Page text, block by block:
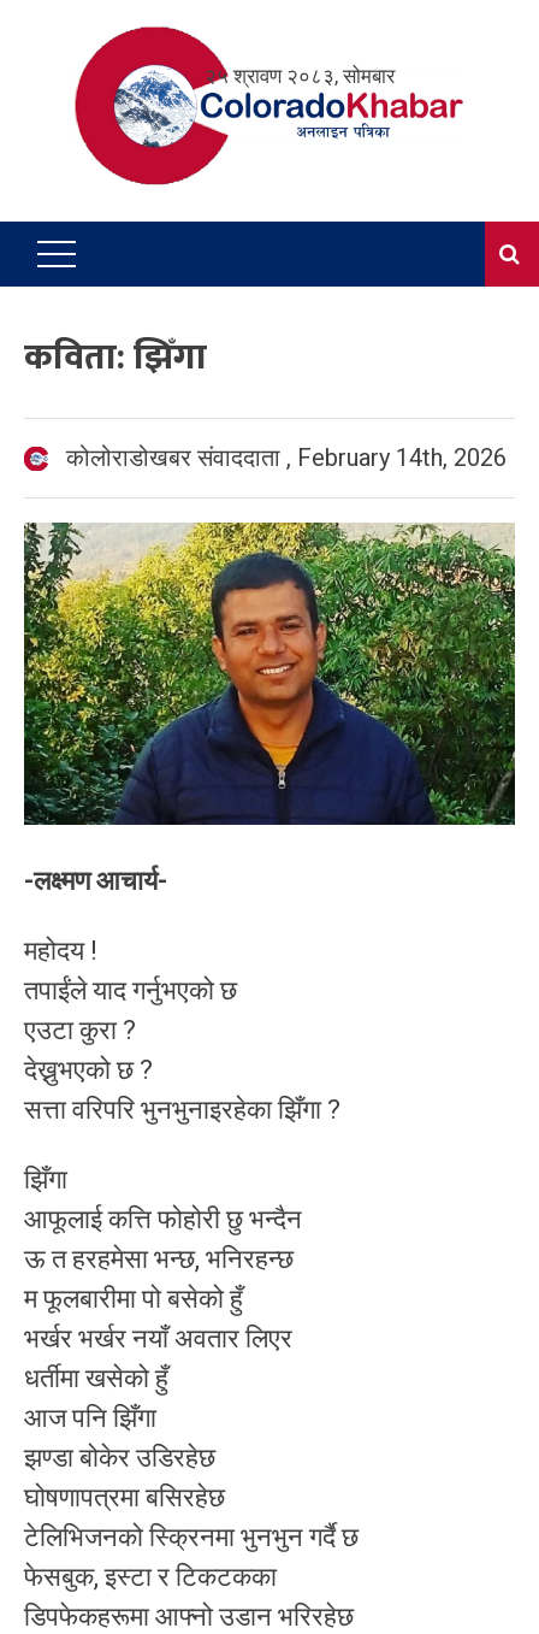
२५ श्रावण २०८३, सोमबार
कविता: झिँगा
कोलोराडोखबर संवाददाता , February 14th, 2026
-लक्ष्मण आचार्य-
महोदय !
तपाईंले याद गर्नुभएको छ
एउटा कुरा ?
देख्नुभएको छ ?
सत्ता वरिपरि भुनभुनाइरहेका झिँगा ?
झिँगा
आफूलाई कत्ति फोहोरी छु भन्दैन
ऊ त हरहमेसा भन्छ, भनिरहन्छ
म फूलबारीमा पो बसेको हुँ
भर्खर भर्खर नयाँ अवतार लिएर
धर्तीमा खसेको हुँ
आज पनि झिँगा
झण्डा बोकेर उडिरहेछ
घोषणापत्रमा बसिरहेछ
टेलिभिजनको स्क्रिनमा भुनभुन गर्दै छ
फेसबुक, इस्टा र टिकटकका
डिपफेकहरूमा आफ्नो उडान भरिरहेछ